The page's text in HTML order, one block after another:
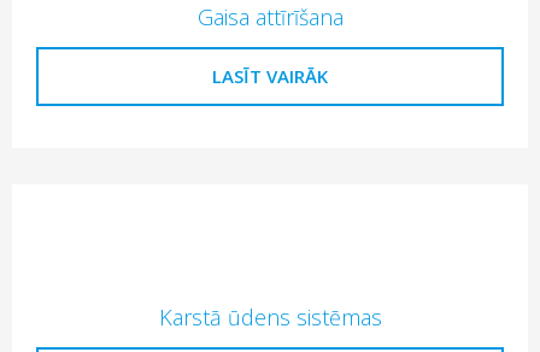
Gaisa attīrīšana
LASĪT VAIRĀK
Karstā ūdens sistēmas